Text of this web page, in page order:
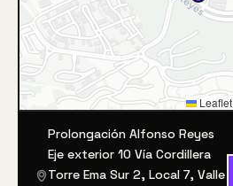
Leaflet
Prolongación Alfonso Reyes
Eje exterior 10 Vía Cordillera
Torre Ema Sur 2, Local 7, Valle